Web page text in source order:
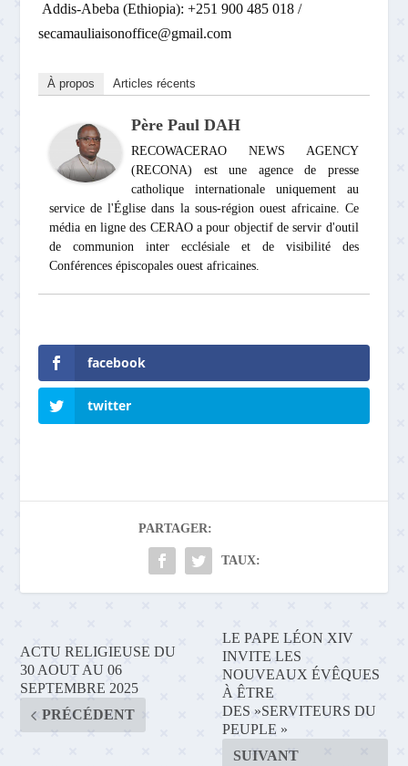
Addis-Abeba (Ethiopia): +251 900 485 018 /
secamauliaisonoffice@gmail.com
À propos Articles récents
Père Paul DAH
RECOWACERAO NEWS AGENCY
(RECONA) est une agence de presse
catholique internationale uniquement au
service de l'Église dans la sous-région ouest africaine. Ce
média en ligne des CERAO a pour objectif de servir d'outil
de communion inter ecclésiale et de visibilité des
Conférences épiscopales ouest africaines.
facebook
twitter
PARTAGER:
TAUX:
ACTU RELIGIEUSE DU
30 AOUT AU 06
SEPTEMBRE 2025
PRÉCÉDENT
LE PAPE LÉON XIV
INVITE LES
NOUVEAUX ÉVÊQUES
À ÊTRE
DES »SERVITEURS DU
PEUPLE »
SUIVANT